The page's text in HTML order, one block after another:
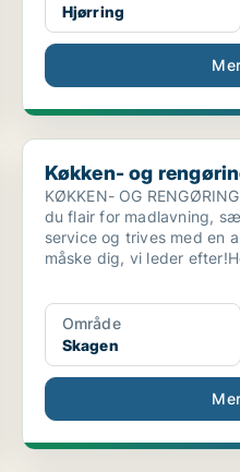
Hjørring
Køkken- og
Køkken- og
KØKKEN- OG
du flair for madlavning,
service og trives med en
måske dig, vi leder
Område
Skagen